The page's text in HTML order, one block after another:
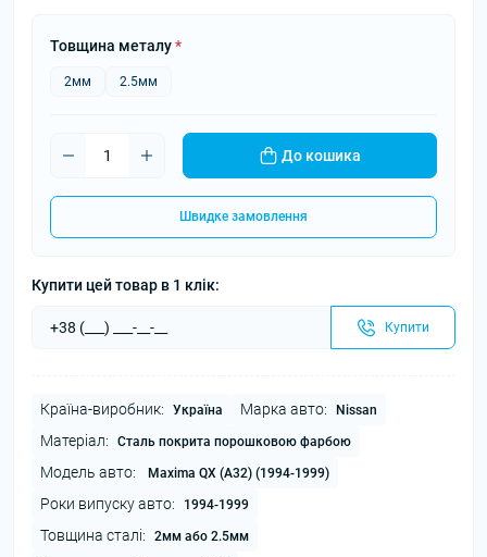
Товщина металу*
2мм 2.5мм
До кошика
Швидке замовлення
Купити цей товар в 1 клік:
Купити
Країна-виробник: Україна Марка авто: Nissan
Матеріал: Сталь покрита порошковою фарбою
Модель авто: Maxima QX (A32) (1994-1999)
Роки випуску авто: 1994-1999
Товщина сталі: 2мм або 2.5мм